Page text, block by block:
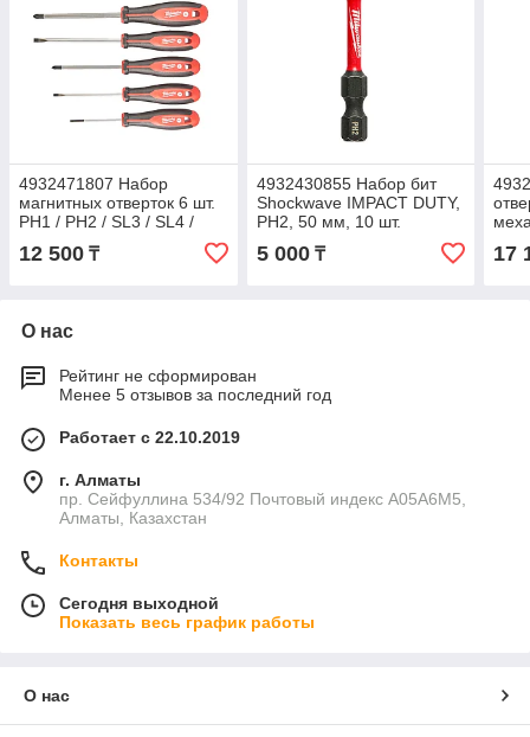
4932471807 Набор
магнитных отверток 6 шт.
PH1 / PH2 / SL3 / SL4 /
SL5.5 / SL6.5 Milwaukee
12 500 ₸
4932430855 Набор бит
Shockwave IMPACT DUTY,
PH2, 50 мм, 10 шт.
5 000₸
SL4
17
О нас
Рейтинг не сформирован
Менее 5 отзывов за последний год
Работает с 22.10.2019
г. Алматы
пр. Сейфуллина 534/92 Почтовый индекс A05A6M5,
Алматы, Казахстан
Контакты
Сегодня выходной
Показать весь график работы
О нас